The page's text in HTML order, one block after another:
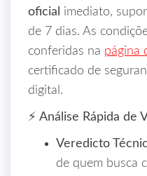
oficial
imediato,
de 7 dias. As
conferidas na página
certificado de
digital.
⚡ Análise Rápida de
Veredicto
de quem busca